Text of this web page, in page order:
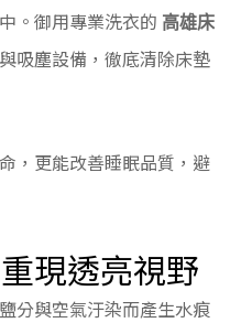
。御用專業洗衣的 高雄床
吸塵設備，徹底清除床墊
，更能改善睡眠品質，避
現透亮視野
分與空氣汙染而產生水痕